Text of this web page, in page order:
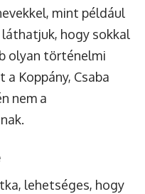
mint például
hogy sokkal
olyan történelmi
Koppány, Csaba
nem a
lehetséges, hogy